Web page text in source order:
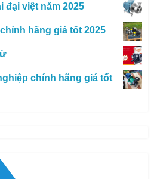
đại việt năm 2025
hãng giá tốt 2025
chính hãng giá tốt